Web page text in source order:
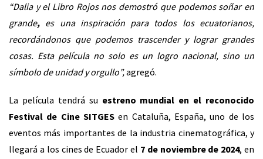
“Dalia y el Libro Rojos nos demostró que podemos soñar en
grande, es una inspiración para todos los ecuatorianos,
recordándonos que podemos trascender y lograr grandes
cosas. Esta película no solo es un logro nacional, sino un
símbolo de unidad y orgullo”,agregó.
La película tendrá su estreno mundial en el reconocido
Festival de Cine SITGES en Cataluña, España, uno de los
eventos más importantes de la industria cinematográfica, y
llegará a los cines de Ecuador el 7 de noviembre de 2024, en